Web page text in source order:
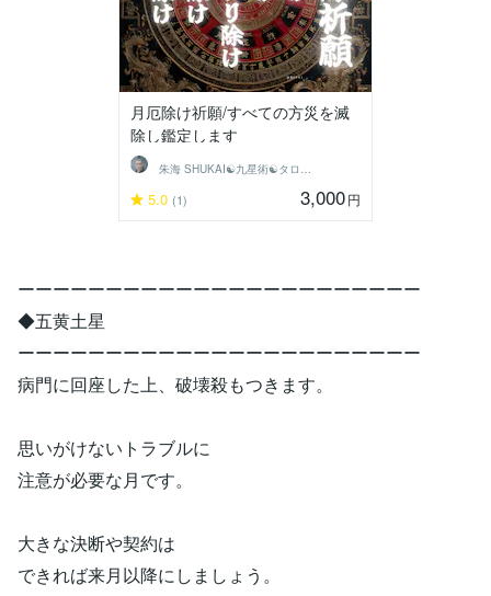
月厄除け祈願/すべての方災を滅
除し鑑定します
5.0 (1) 3,000円
ーーーーーーーーーーーーーーーーーーーーーーー
◆五黄土星
ーーーーーーーーーーーーーーーーーーーーーーー
病門に回座した上、破壊殺もつきます。
思いがけないトラブルに
注意が必要な月です。
大きな決断や契約は
できれば来月以降にしましょう。